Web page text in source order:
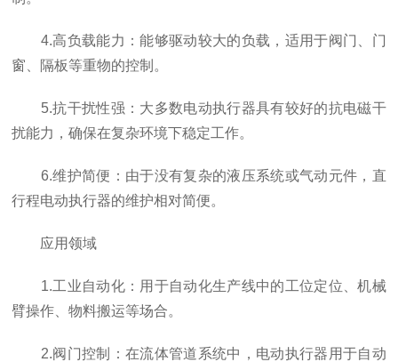
4.高负载能力：能够驱动较大的负载，适用于阀门、门
窗、隔板等重物的控制。
5.抗干扰性强：大多数电动执行器具有较好的抗电磁干
扰能力，确保在复杂环境下稳定工作。
6.维护简便：由于没有复杂的液压系统或气动元件，直
行程电动执行器的维护相对简便。
应用领域
1.工业自动化：用于自动化生产线中的工位定位、机械
臂操作、物料搬运等场合。
2.阀门控制：在流体管道系统中，电动执行器用于自动